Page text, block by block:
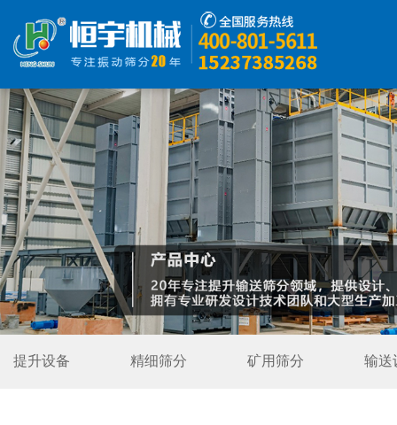
首页
产品中心
Z型提升机
解决方案
精彩视频
走进恒宇
提升设备 精细筛分 矿用筛分 输送